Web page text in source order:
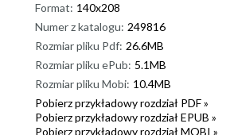
Format: 140x208
Numer z katalogu: 249816
Rozmiar pliku Pdf: 26.6MB
Rozmiar pliku ePub: 5.1MB
Rozmiar pliku Mobi: 10.4MB
Pobierz przykładowy rozdział PDF »
Pobierz przykładowy rozdział EPUB »
Pobierz przykładowy rozdział MOBI »